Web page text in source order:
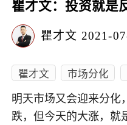
瞿才文：投资就是
瞿才文 2021-
瞿才文 市场分化
明天市场又会迎来分化
跌，但今天的大涨，就